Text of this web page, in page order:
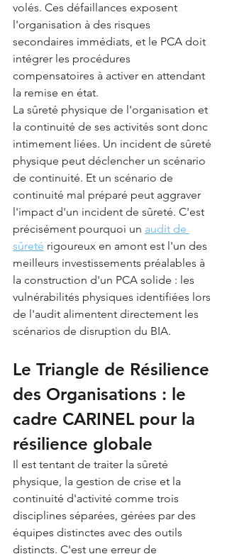
volés. Ces défaillances exposent
l'organisation à des risques
secondaires immédiats, et le PCA doit
intégrer les procédures
compensatoires à activer en attendant
la remise en état.
La sûreté physique de l'organisation et
la continuité de ses activités sont donc
intimement liées. Un incident de sûreté
physique peut déclencher un scénario
de continuité. Et un scénario de
continuité mal préparé peut aggraver
l'impact d'un incident de sûreté. C'est
précisément pourquoi un audit de
sûreté rigoureux en amont est l'un des
meilleurs investissements préalables à
la construction d'un PCA solide : les
vulnérabilités physiques identifiées lors
de l'audit alimentent directement les
scénarios de disruption du BIA.
Le Triangle de Résilience
des Organisations : le
cadre CARINEL pour la
résilience globale
Il est tentant de traiter la sûreté
physique, la gestion de crise et la
continuité d'activité comme trois
disciplines séparées, gérées par des
équipes distinctes avec des outils
distincts. C'est une erreur de